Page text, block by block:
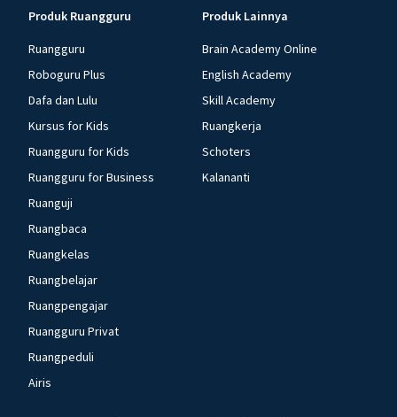
Produk Ruangguru
Ruangguru
Roboguru Plus
Dafa dan Lulu
Kursus for Kids
Ruangguru for Kids
Ruangguru for Business
Ruanguji
Ruangbaca
Ruangkelas
Ruangbelajar
Ruangpengajar
Ruangguru Privat
Ruangpeduli
Airis
Produk Lainnya
Brain Academy Online
English Academy
Skill Academy
Ruangkerja
Schoters
Kalananti